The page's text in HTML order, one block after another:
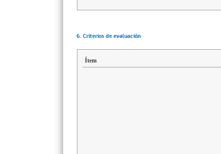
6. Criterios de evaluación
Ítem